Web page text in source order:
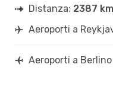
Distanza: 2387
Aeroporti a
Aeroporti a Berlino